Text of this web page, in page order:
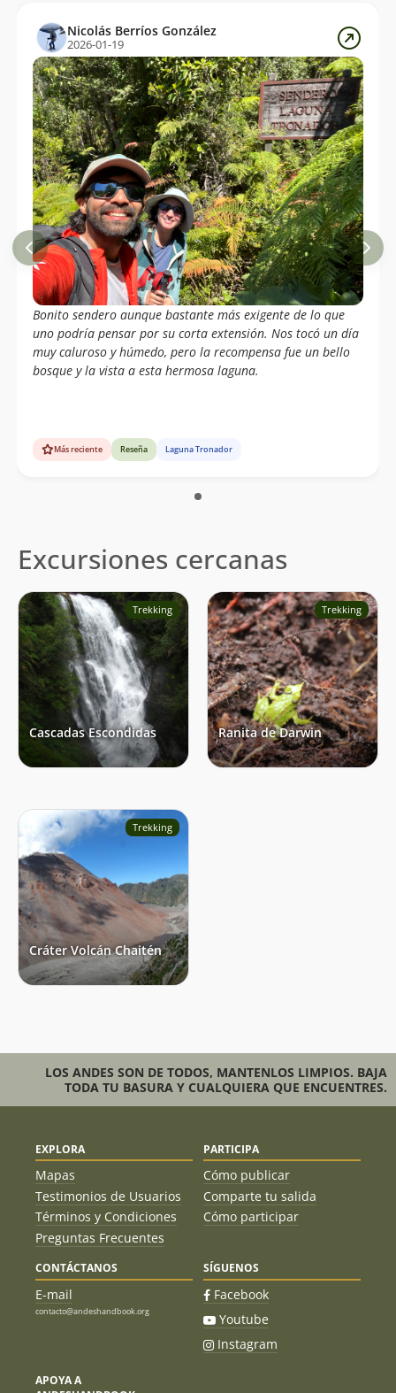
Nicolás Berríos González
2026-01-19
Bonito sendero aunque bastante más exigente de lo que
uno podría pensar por su corta extensión. Nos tocó un día
muy caluroso y húmedo, pero la recompensa fue un bello
bosque y la vista a esta hermosa laguna.
Más reciente Reseña Laguna Tronador
Excursiones cercanas
Trekking
Cascadas Escondidas
Trekking
Ranita de Darwin
Trekking
Cráter Volcán Chaitén
LOS ANDES SON DE TODOS, MANTENLOS LIMPIOS. BAJA
TODA TU BASURA Y CUALQUIERA QUE ENCUENTRES.
EXPLORA
Mapas
Testimonios de Usuarios
Términos y Condiciones
Preguntas Frecuentes
PARTICIPA
Cómo publicar
Comparte tu salida
Cómo participar
CONTÁCTANOS
E-mail
contacto@andeshandbook.org
SÍGUENOS
Facebook
Youtube
Instagram
APOYA A